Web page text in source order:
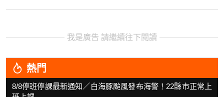
我是廣告 請繼續往下閱讀
熱門
8/8停班停課最新通知／白海豚颱風發布海警！22縣市正常上